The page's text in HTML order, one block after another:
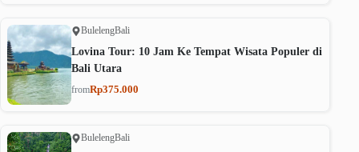
BulelengBali
Lovina Tour: 10 Jam Ke Tempat Wisata Populer di
Bali Utara
fromRp375.000
BulelengBali